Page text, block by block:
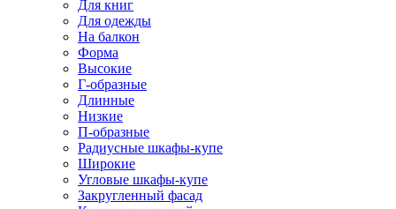
Для книг
Для одежды
На балкон
Форма
Высокие
Г-образные
Длинные
Низкие
П-образные
Радиусные шкафы-купе
Широкие
Угловые шкафы-купе
Закругленный фасад